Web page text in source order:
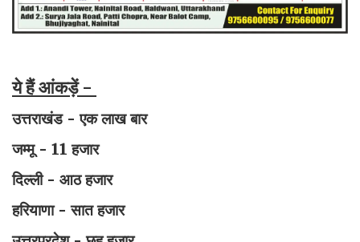
ये हैं आंकड़ें -
उत्तराखंड - एक लाख बार
जम्मू - 11 हजार
दिल्ली - आठ हजार
हरियाणा - सात हजार